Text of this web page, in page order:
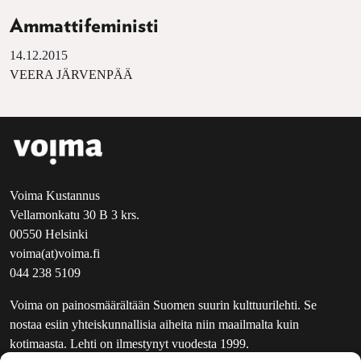
Ammattifeministi
14.12.2015
VEERA JÄRVENPÄÄ
Voima Kustannus
Vellamonkatu 30 B 3 krs.
00550 Helsinki
voima(at)voima.fi
044 238 5109
Voima on painosmäärältään Suomen suurin kulttuurilehti. Se
nostaa esiin yhteiskunnallisia aiheita niin maailmalta kuin
kotimaasta. Lehti on ilmestynyt vuodesta 1999.